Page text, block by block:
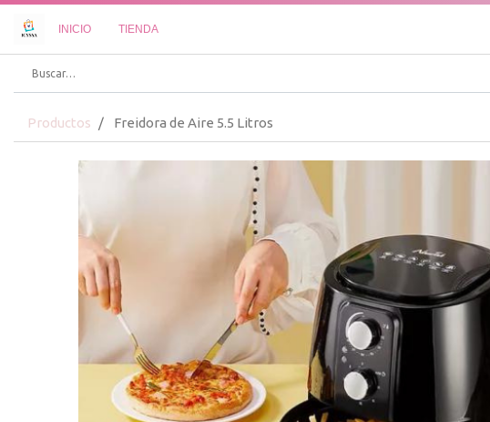
INICIO TIENDA
Productos Freidora de Aire 5.5 Litros